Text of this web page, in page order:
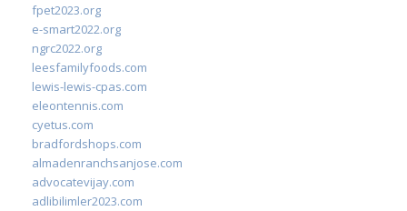
fpet2023.org
e-smart2022.org
ngrc2022.org
leesfamilyfoods.com
lewis-lewis-cpas.com
eleontennis.com
cyetus.com
bradfordshops.com
almadenranchsanjose.com
advocatevijay.com
adlibilimler2023.com